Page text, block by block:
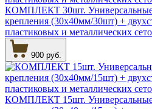
КОМПЛЕКТ 30шт. Универсальные
крепления (30х40мм/30шт) +
пластиковых и металлических
900 руб.
КОМПЛЕКТ 15шт. Универсальные